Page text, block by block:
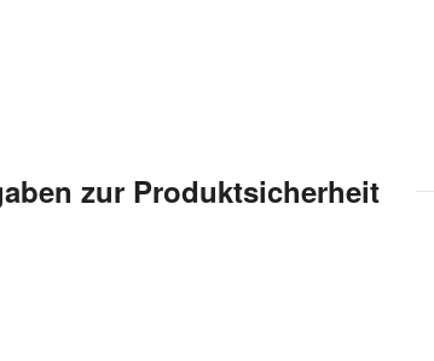
zur Produktsicherheit